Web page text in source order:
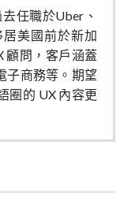
任職於Uber、
美國前於新加
顧問，客戶涵蓋
子商務等。期望
圈的 UX 內容更